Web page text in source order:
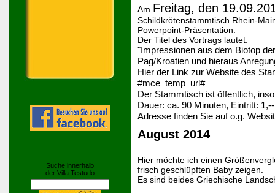
Suche innerhalb
der Villa Testudo
Am Freitag, den
Schildkrötenstammtisch Rhein-
Powerpoint-Präsentation.
Der Titel des Vortrags lautet:
"Impressionen aus dem Biotop
Pag/Kroatien und hieraus
Hier der Link zur Website des
#mce_temp_url#
Der Stammtisch ist öffentlich,
Dauer: ca. 90 Minuten, Eintritt:
Adresse finden Sie auf o.g.
August 2014
Hier möchte ich einen
frisch geschlüpften Baby zeigen.
Es sind beides Griechische